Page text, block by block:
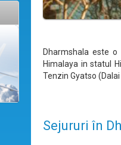
Dharmshala este
Himalaya in statul
Tenzin Gyatso
Sejururi în